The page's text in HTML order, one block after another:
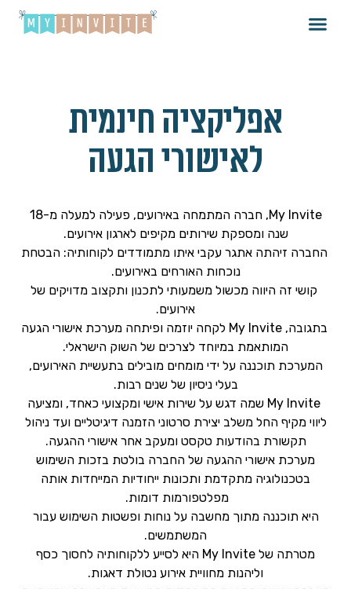
אפליקציה חינמית
לאישורי הגעה
My Invite, חברה המתמחה באירועים, פעילה למעלה מ-18
שנה ומספקת שירותים מקיפים לארגון אירועים.
החברה זיהתה אתגר עקבי איתו מתמודדים לקוחותיה: הבטחת
נוכחות האורחים באירועים.
קושי זה היווה מכשול משמעותי לתכנון ותקצוב מדויקים של
אירועים.
בתגובה, My Invite לקחה יוזמה ופיתחה מערכת אישורי הגעה
המותאמת במיוחד לצרכים של השוק הישראלי.
המערכת תוכננה על ידי מומחים מובילים בתעשיית האירועים,
בעלי ניסיון של שנים רבות.
My Invite שמה דגש על שירות אישי ומקצועי כאחד, ומציעה
ליווי מקיף החל משלב יצירת סרטוני הזמנה דיגיטליים ועד ניהול
תקשורת בהודעות טקסט ומעקב אחר אישורי ההגעה.
מערכת אישורי ההגעה של החברה בולטת בזכות השימוש
בטכנולוגיה מתקדמת ותכונות ייחודיות המייחדות אותה
מפלטפורמות דומות.
היא תוכננה מתוך מחשבה על נוחות ופשטות השימוש עבור
המשתמשים.
מטרתה של My Invite היא לסייע ללקוחותיה לחסוך כסף
וליהנות מחוויית אירוע נטולת דאגות.